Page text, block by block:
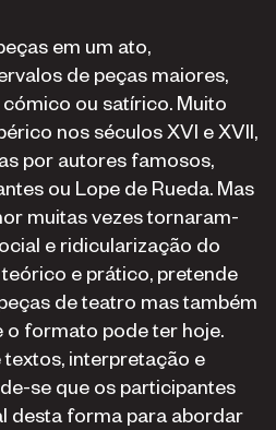
em um ato,
de peças maiores,
ou satírico. Muito
nos séculos XVI e XVII,
por autores famosos,
ou Lope de Rueda. Mas
muitas vezes tornaram-
e ridicularização do
e prático, pretende
de teatro mas também
o formato pode ter hoje.
interpretação e
se que os participantes
desta forma para abordar